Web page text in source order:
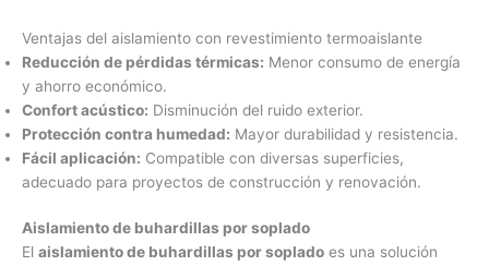
Ventajas del aislamiento con revestimiento termoaislante
Reducción de pérdidas térmicas: Menor consumo de energía
y ahorro económico.
Confort acústico: Disminución del ruido exterior.
Protección contra humedad: Mayor durabilidad y resistencia.
Fácil aplicación: Compatible con diversas superficies,
adecuado para proyectos de construcción y renovación.
Aislamiento de buhardillas por soplado
El aislamiento de buhardillas por soplado es una solución